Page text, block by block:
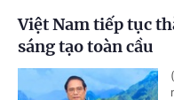
Việt Nam tiếp tục
sáng tạo toàn cầu